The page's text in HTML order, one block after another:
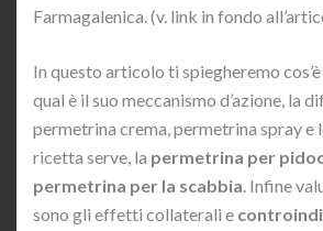
Farmagalenica. (v. link in fondo
In questo articolo ti spiegheremo
qual è il suo meccanismo d’azione, la
permetrina crema, permetrina spray e
ricetta serve, la permetrina per
permetrina per la scabbia. Infine
sono gli effetti collaterali e